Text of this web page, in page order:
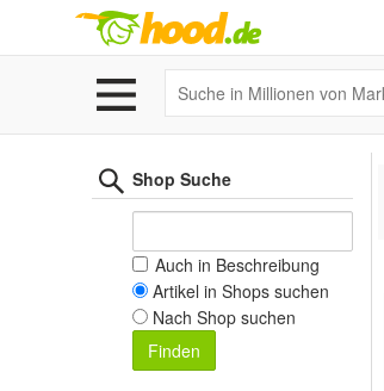
Shop Suche
Auch in Beschreibung
Artikel in Shops suchen
Nach Shop suchen
Finden